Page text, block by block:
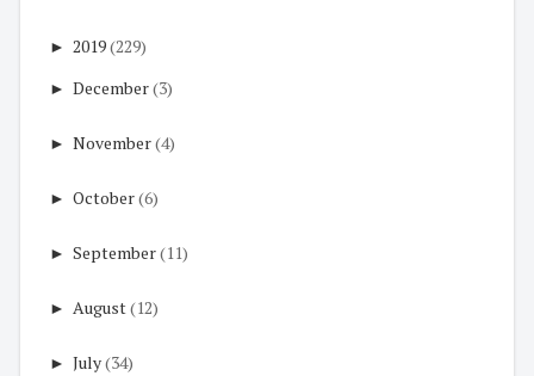
► 2019(229)
► December(3)
► November(4)
► October(6)
► September(11)
► August(12)
► July(34)